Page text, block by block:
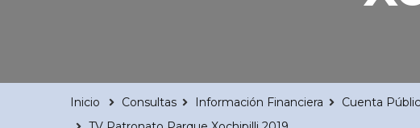
Inicio Consultas Información Financiera Cuenta